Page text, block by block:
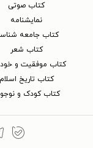
کتاب‌ صوتی
نمایشنامه
کتاب جامعه
کتاب شعر
کتاب موفقیت و
کتاب تاریخ اسلام
کتاب کودک و